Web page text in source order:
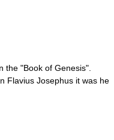
the "Book of Genesis".
Flavius Josephus it was he